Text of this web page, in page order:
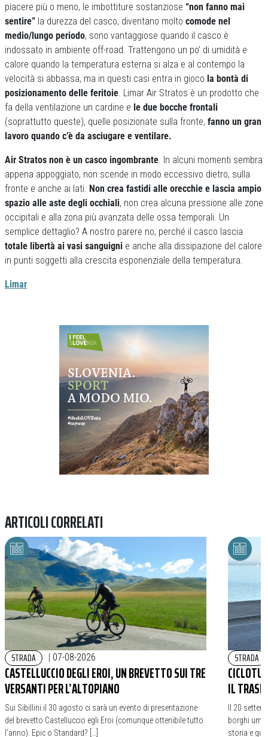
piacere più o meno, le imbottiture sostanziose “non fanno mai
sentire” la durezza del casco, diventano molto comode nel
medio/lungo periodo, sono vantaggiose quando il casco è
indossato in ambiente off-road. Trattengono un po’ di umidità e
calore quando la temperatura esterna si alza e al contempo la
velocità si abbassa, ma in questi casi entra in gioco la bontà di
posizionamento delle feritoie . Limar Air Stratos è un prodotto che
fa della ventilazione un cardine e le due bocche frontali
(soprattutto queste), quelle posizionate sulla fronte, fanno un gran
lavoro quando c’è da asciugare e ventilare.
Air Stratos non è un casco ingombrante . In alcuni momenti sembra
appena appoggiato, non scende in modo eccessivo dietro, sulla
fronte e anche ai lati. Non crea fastidi alle orecchie e lascia ampio
spazio alle aste degli occhiali, non crea alcuna pressione alle zone
occipitali e alla zona più avanzata delle ossa temporali. Un
semplice dettaglio? A nostro parere no, perché il casco lascia
totale libertà ai vasi sanguigni e anche alla dissipazione del calore
in punti soggetti alla crescita esponenziale della temperatura.
Limar
Previous
ARTICOLI CORRELATI
STRADA | 07-08-2026
CASTELLUCCIO DEGLI EROI, UN BREVETTO SUI TRE
VERSANTI PER L’ALTOPIANO
Sui Sibillini il 30 agosto ci sarà un evento di presentazione
del brevetto Castelluccio egli Eroi (comunque ottenibile tutto
l’anno). Epic o Standard? […]
STRADA
IL
Il 20
borghi
storia e